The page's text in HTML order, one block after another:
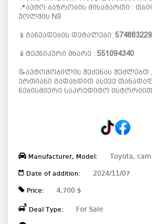
📍ავტო ბაზრობის მისამართი :
უოლშის N9
📱განვადების დეტალები: 574883229
📱ტექნიკური მხარე : 551094340
📝ავტომობილის შეძენას
ერთიანი გადახდით ასევე
ნებისმიერი საკრედიტო ისტორიით .
Manufacturer, Model: Toyota,
Date of addition: 2024/11/07
Price: 4,700 $
Deal Type: For Sale